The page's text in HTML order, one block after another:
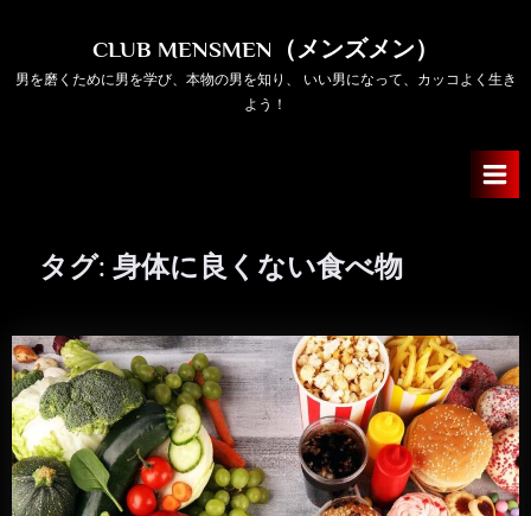
content
CLUB MENSMEN（メンズメン）
男を磨くために男を学び、本物の男を知り、 いい男になって、カッコよく生き
よう！
タグ: 身体に良くない食べ物